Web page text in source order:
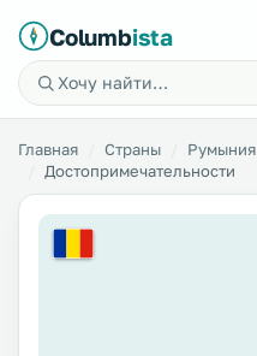
Columbista
Главная Страны Румыния
Достопримечательности